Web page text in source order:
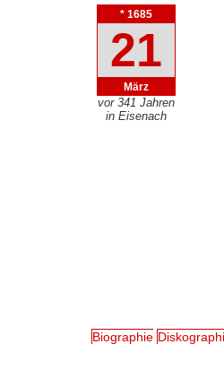
* 1685
21
März
vor 341 Jahren
in Eisenach
Biographie